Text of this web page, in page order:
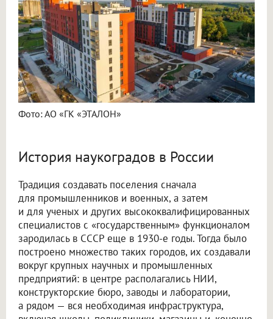
Фото: АО «ГК «ЭТАЛОН»
История наукоградов в России
Традиция создавать поселения сначала
для промышленников и военных, а затем
и для ученых и других высококвалифицированных
специалистов с «государственным» функционалом
зародилась в СССР еще в 1930-е годы. Тогда было
построено множество таких городов, их создавали
вокруг крупных научных и промышленных
предприятий: в центре располагались НИИ,
конструкторские бюро, заводы и лаборатории,
а рядом — вся необходимая инфраструктура,